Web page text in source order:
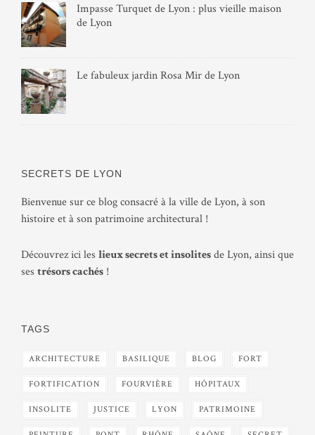
Impasse Turquet de Lyon : plus vieille maison
de Lyon
Le fabuleux jardin Rosa Mir de Lyon
SECRETS DE LYON
Bienvenue sur ce blog consacré à la ville de Lyon, à son
histoire et à son patrimoine architectural !
Découvrez ici les lieux secrets et insolitesde Lyon, ainsi que
ses trésors cachés !
TAGS
ARCHITECTURE BASILIQUE BLOG FORT
FORTIFICATION FOURVIÈRE HÔPITAUX
INSOLITE JUSTICE LYON PATRIMOINE